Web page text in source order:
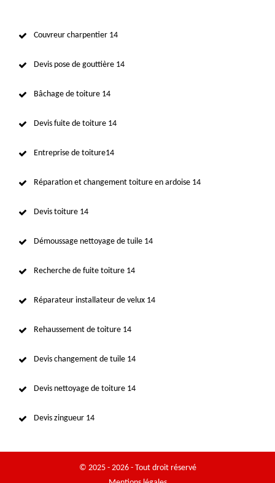
Couvreur charpentier 14
Devis pose de gouttière 14
Bâchage de toiture 14
Devis fuite de toiture 14
Entreprise de toiture14
Réparation et changement toiture en ardoise 14
Devis toiture 14
Démoussage nettoyage de tuile 14
Recherche de fuite toiture 14
Réparateur installateur de velux 14
Rehaussement de toiture 14
Devis changement de tuile 14
Devis nettoyage de toiture 14
Devis zingueur 14
© 2025 - 2026 - Tout droit réservé